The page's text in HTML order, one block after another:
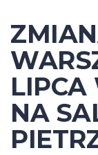
LIPCA
NA